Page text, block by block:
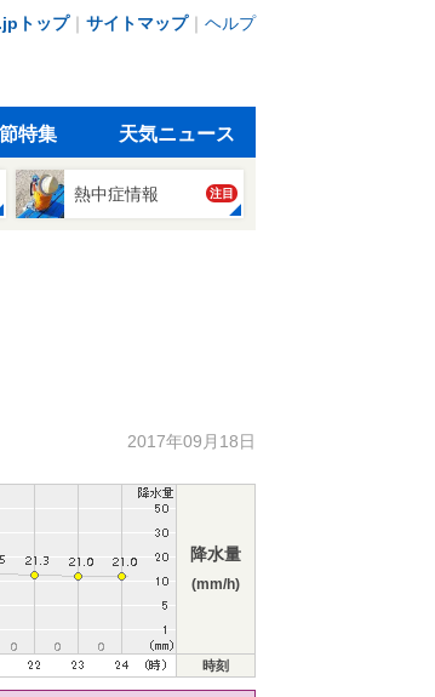
トップ｜ サイトマップ｜ ヘルプ
特集 天気ニュース
熱中症情報 注目
2017年09月18日
降水量
(mm/h)
時刻